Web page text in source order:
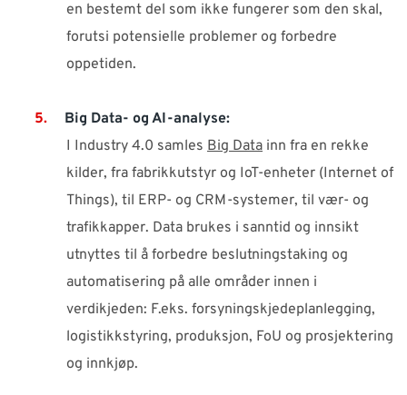
en bestemt del som ikke fungerer som den skal,
forutsi potensielle problemer og forbedre
oppetiden.
Big Data- og AI-analyse:
I Industry 4.0 samles Big Data inn fra en rekke
kilder, fra fabrikkutstyr og IoT-enheter (Internet of
Things), til ERP- og CRM-systemer, til vær- og
trafikkapper. Data brukes i sanntid og innsikt
utnyttes til å forbedre beslutningstaking og
automatisering på alle områder innen i
verdikjeden: F.eks. forsyningskjedeplanlegging,
logistikkstyring, produksjon, FoU og prosjektering
og innkjøp.